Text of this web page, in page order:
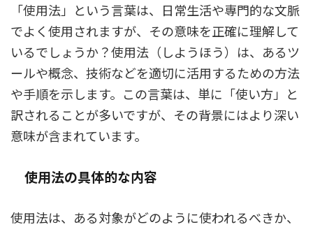
「使用法」という言葉は、日常生活や専門的な文脈
でよく使用されますが、その意味を正確に理解して
いるでしょうか？使用法（しようほう）は、あるツ
ールや概念、技術などを適切に活用するための方法
や手順を示します。この言葉は、単に「使い方」と
訳されることが多いですが、その背景にはより深い
意味が含まれています。
使用法の具体的な内容
使用法は、ある対象がどのように使われるべきか、